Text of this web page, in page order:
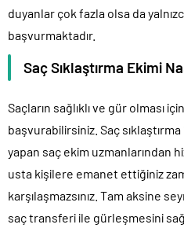
duyanlar çok fazla olsa da
başvurmaktadır.
Saç Sıklaştırma Ekimi
Saçların sağlıklı ve gür olması
başvurabilirsiniz. Saç
yapan saç ekim uzmanlarından
usta kişilere emanet ettiğiniz
karşılaşmazsınız. Tam aksine
saç transferi ile gürleşmesini